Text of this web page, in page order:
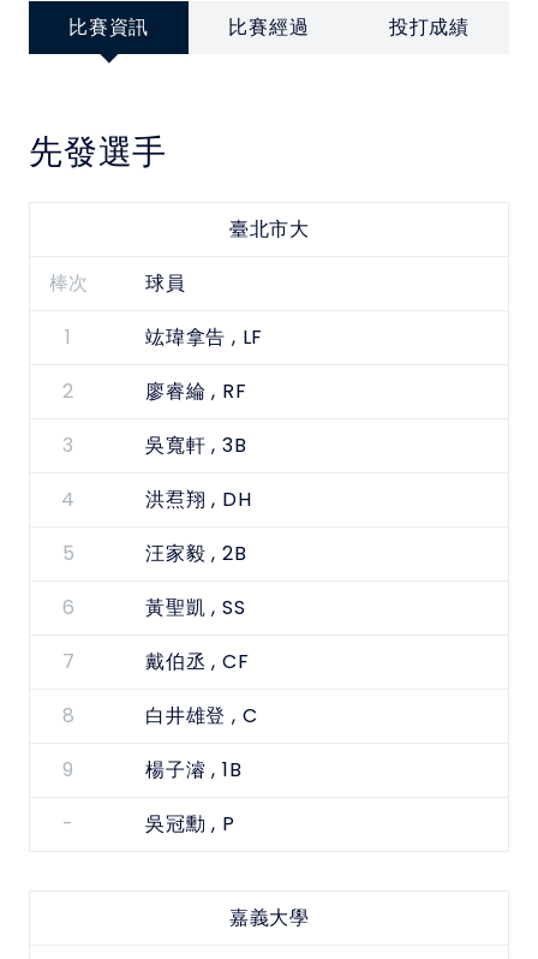
比賽資訊 比賽經過 投打成績
先發選手
臺北市大
棒次 球員
1 竑瑋拿告 , LF
2
廖睿綸 , RF
3
吳寬軒 , 3B
4
洪焄翔 , DH
5
汪家毅 , 2B
6
黃聖凱 , SS
7
戴伯丞 , CF
8
白井雄登 , C
9
楊子濬 , 1B
-
吳冠勳 , P
嘉義大學